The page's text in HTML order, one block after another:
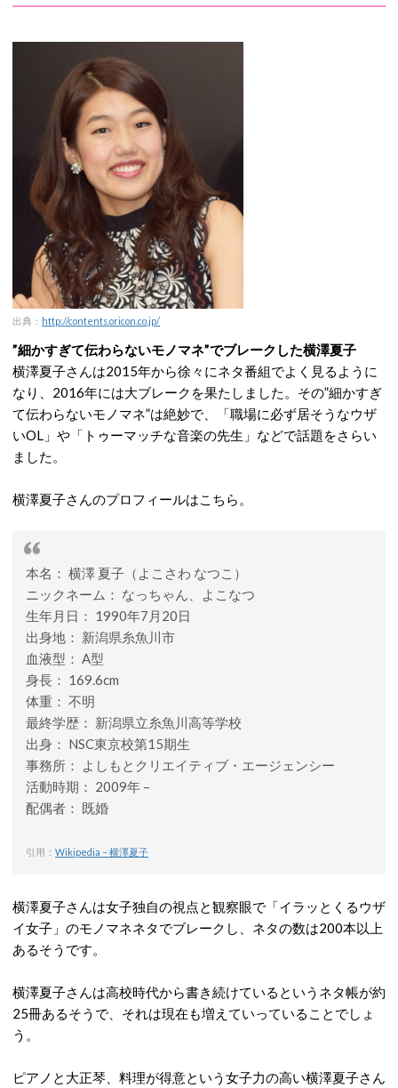
出典： http://contents.oricon.co.jp/
”細かすぎて伝わらないモノマネ”でブレークした横澤夏子
横澤夏子さんは2015年から徐々にネタ番組でよく見るように
なり、2016年には大ブレークを果たしました。その”細かすぎ
て伝わらないモノマネ”は絶妙で、「職場に必ず居そうなウザ
いOL」や「トゥーマッチな音楽の先生」などで話題をさらい
ました。
横澤夏子さんのプロフィールはこちら。
本名： 横澤 夏子（よこさわ なつこ）
ニックネーム： なっちゃん、よこなつ
生年月日： 1990年7月20日
出身地： 新潟県糸魚川市
血液型： A型
身長： 169.6cm
体重： 不明
最終学歴： 新潟県立糸魚川高等学校
出身： NSC東京校第15期生
事務所： よしもとクリエイティブ・エージェンシー
活動時期： 2009年 –
配偶者： 既婚
引用： Wikipedia – 横澤夏子
横澤夏子さんは女子独自の視点と観察眼で「イラッとくるウザ
イ女子」のモノマネネタでブレークし、ネタの数は200本以上
あるそうです。
横澤夏子さんは高校時代から書き続けているというネタ帳が約
25冊あるそうで、それは現在も増えていっていることでしょ
う。
ピアノと大正琴、料理が得意という女子力の高い横澤夏子さん